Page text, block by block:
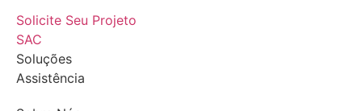
Solicite Seu Projeto
SAC
Soluções
Assistência